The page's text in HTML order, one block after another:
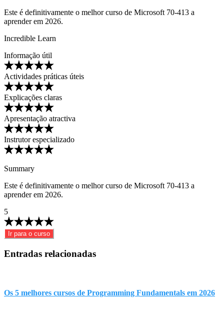
Este é definitivamente o melhor curso de Microsoft 70-413 a
aprender em 2026.
Incredible Learn
Informação útil
Actividades práticas úteis
Explicações claras
Apresentação atractiva
Instrutor especializado
Summary
Este é definitivamente o melhor curso de Microsoft 70-413 a
aprender em 2026.
5
Ir para o curso
Entradas relacionadas
Os 5 melhores cursos de Programming Fundamentals em 2026